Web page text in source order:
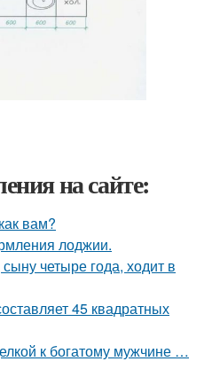
на сайте:
вам?
лоджии.
четыре года, ходит в
45 квадратных
к богатому мужчине …